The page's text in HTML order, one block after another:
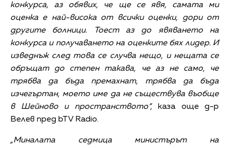
конкурса, аз обявих, че ще се явя, самата ми
оценка е най-висока от всички оценки, дори от
другите болници. Тоест аз до явяването на
конкурса и получаването на оценките бях лидер. И
изведнъж след това се случва нещо, и нещата се
обръщат до степен такава, че аз не само, че
трябва да бъда премахнат, трябва да бъда
изчегъртан, моето име да не съществува въобще
в Шейново и пространството“,каза още д-р
Велев пред bTV Radio.
„Миналата седмица министърът на